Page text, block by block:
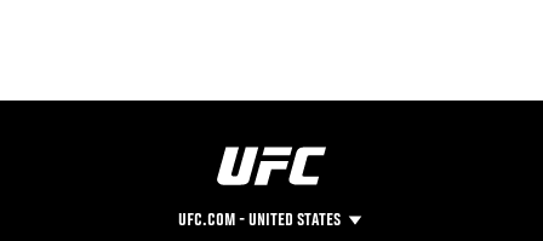
UFC.COM - UNITED STATES